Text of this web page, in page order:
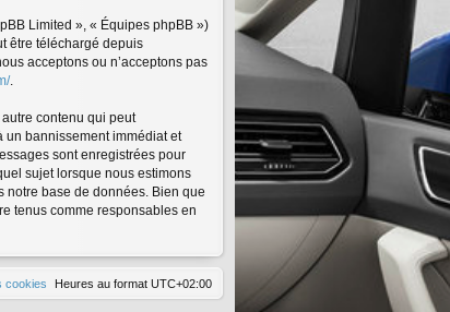
Limited », « Équipes phpBB »)
être téléchargé depuis
acceptons ou n’acceptons pas
.
contenu qui peut
un bannissement immédiat et
sont enregistrées pour
sujet lorsque nous estimons
notre base de données. Bien que
tenus comme responsables en
Heures au format UTC+02:00
cookies